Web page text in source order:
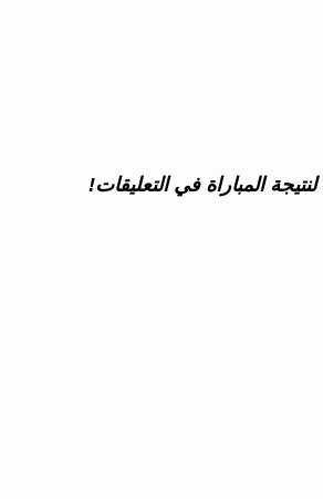
المباراة في التعليقات!